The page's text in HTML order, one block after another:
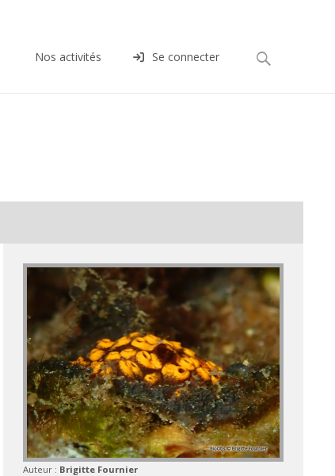
Nos activités Se connecter Rechercher :
Auteur : Brigitte Fournier